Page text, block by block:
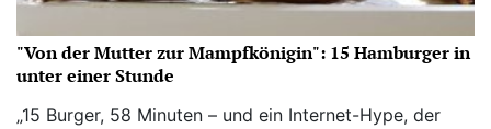
"Von der Mutter zur Mampfkönigin": 15 Hamburger in
unter einer Stunde
„15 Burger, 58 Minuten – und ein Internet-Hype, der